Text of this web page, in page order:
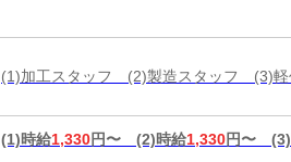
(1)加工スタッフ (2)製造スタッフ (3)
(1)時給1,330円〜 (2)時給1,330円〜